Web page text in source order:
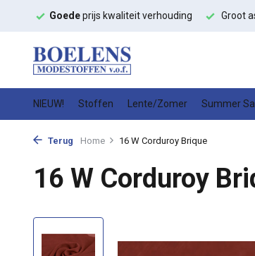
Goedeprijs kwaliteit verhouding Groot
NIEUW! Stoffen Lente/Zomer Summer
Terug Home 16 W Corduroy Brique
16 W Corduroy